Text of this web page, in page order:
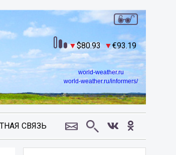
80.93 93.19
world-weather.ru
world-weather.ru/informers/
СВЯЗЬ